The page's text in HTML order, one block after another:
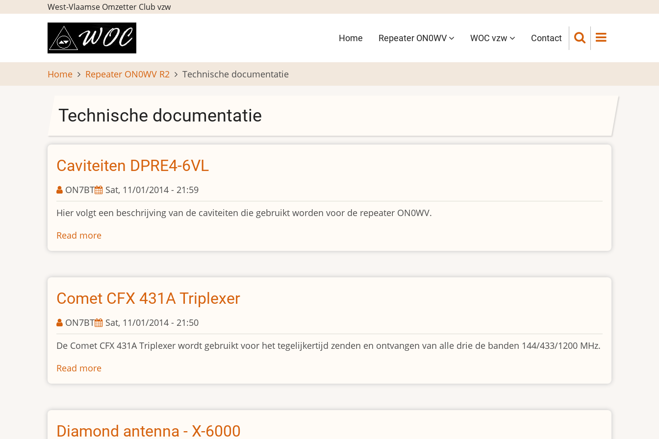
West-Vlaamse Omzetter Club vzw
Hoofdnavigatie
Home Repeater ON0WV WOC vzw Contact
Home Repeater ON0WV R2 Technische documentatie
Technische documentatie
Caviteiten DPRE4-6VL
ON7BT
Sat, 11/01/2014 - 21:59
Hier volgt een beschrijving van de caviteiten die gebruikt worden voor de repeater ON0WV.
Read more
Caviteiten
6VL
Comet CFX 431A Triplexer
ON7BT
Sat, 11/01/2014 - 21:50
De Comet CFX 431A Triplexer wordt gebruikt voor het tegelijkertijd zenden en ontvangen van alle drie de banden 144/433/1200 MHz.
Read more
Comet
431A
Triplexer
Diamond antenna - X-6000